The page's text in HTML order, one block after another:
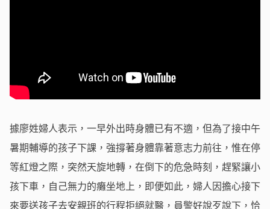
據廖姓婦人表示，一早外出時身體已有不適，但為了接中午
暑期輔導的孩子下課，強撐著身體靠著意志力前往，惟在停
等紅燈之際，突然天旋地轉，在倒下的危急時刻，趕緊讓小
孩下車，自己無力的癱坐地上，即便如此，婦人因擔心接下
來要送孩子去安親班的行程拒絕就醫，員警好說歹說下，恰